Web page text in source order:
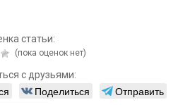
статьи:
(пока оценок нет)
с друзьями:
Поделиться
Отправить